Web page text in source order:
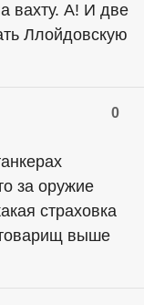
вахту. А! И две
Ллойдовскую
0
за оружие
страховка
выше